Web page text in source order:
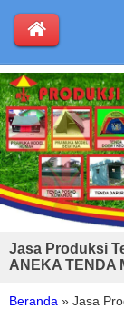
Jasa Produksi
ANEKA TENDA
Beranda » Jasa